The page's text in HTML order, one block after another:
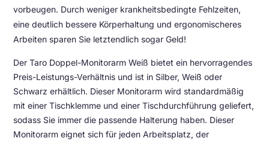
vorbeugen. Durch weniger krankheitsbedingte Fehlzeiten,
eine deutlich bessere Körperhaltung und ergonomischeres
Arbeiten sparen Sie letztendlich sogar Geld!
Der Taro Doppel-Monitorarm Weiß bietet ein hervorragendes
Preis-Leistungs-Verhältnis und ist in Silber, Weiß oder
Schwarz erhältlich. Dieser Monitorarm wird standardmäßig
mit einer Tischklemme und einer Tischdurchführung geliefert,
sodass Sie immer die passende Halterung haben. Dieser
Monitorarm eignet sich für jeden Arbeitsplatz, der